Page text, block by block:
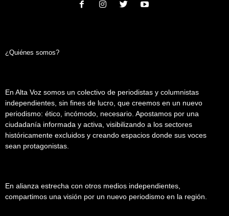
¿Quiénes somos?
En Alta Voz somos un colectivo de periodistas y columnistas
independientes, sin fines de lucro, que creemos en un nuevo
periodismo: ético, incómodo, necesario. Apostamos por una
ciudadanía informada y activa, visibilizando a los sectores
históricamente excluidos y creando espacios donde sus voces
sean protagonistas.
En alianza estrecha con otros medios independientes,
compartimos una visión por un nuevo periodismo en la región.